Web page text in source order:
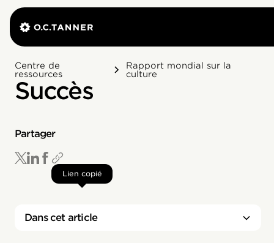
Centre de
ressources
Rapport mondial sur la
culture
Succès
Partager
Lien copié
Dans cet article